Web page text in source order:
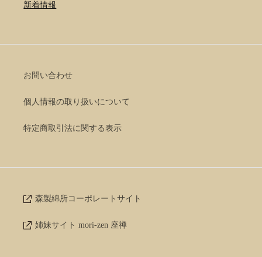
森製綿所コーポレートサイト
姉妹サイト mori-zen 座禅
新着情報
お問い合わせ
個人情報の取り扱いについて
特定商取引法に関する表示